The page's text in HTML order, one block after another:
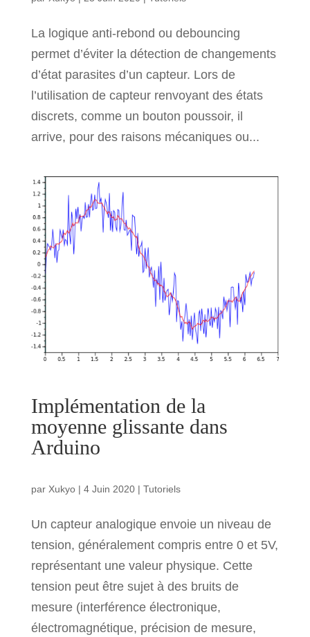
La logique anti-rebond ou debouncing
permet d’éviter la détection de changements
d’état parasites d’un capteur. Lors de
l’utilisation de capteur renvoyant des états
discrets, comme un bouton poussoir, il
arrive, pour des raisons mécaniques ou...
Implémentation de la
moyenne glissante dans
Arduino
par Xukyo| 4 Juin 2020| Tutoriels
Un capteur analogique envoie un niveau de
tension, généralement compris entre 0 et 5V,
représentant une valeur physique. Cette
tension peut être sujet à des bruits de
mesure (interférence électronique,
électromagnétique, précision de mesure,